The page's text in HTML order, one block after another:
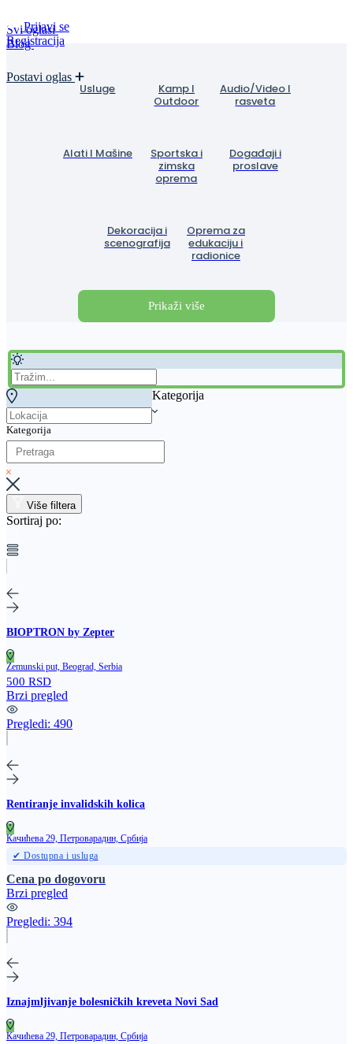
Svi oglasi
Blog
Prijavi se
Registracija
Postavi oglas
Usluge
Kamp I
Outdoor
Audio/Video I
rasveta
Alati I Mašine
Sportska i
zimska
oprema
Događaji i
proslave
Dekoracija i
scenografija
Oprema za
edukaciju i
radionice
Prikaži više
Kategorija
Kategorija
Više filtera
Sortiraj po:
BIOPTRON by Zepter
Zemunski put, Beograd, Serbia
500 RSD
Brzi pregled
Pregledi: 490
Rentiranje invalidskih kolica
Качићева 29, Петроварадин, Србија
✔ Dostupna i usluga
Cena po dogovoru
Brzi pregled
Pregledi: 394
Iznajmljivanje bolesničkih kreveta Novi Sad
Качићева 29, Петроварадин, Србија